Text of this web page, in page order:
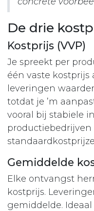
De drie
Kostprijs (VVP)
Je spreekt per
één vaste kostprijs
leveringen
totdat je ’m
vooral bij stabiele
Gemiddelde
Elke ontvangst
kostprijs.
gemiddelde.